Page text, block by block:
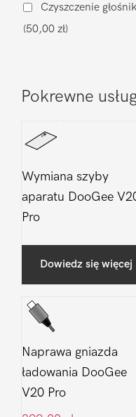
Czyszczenie
(50,00 zł)
Pokrewne
Wymiana szyby
aparatu DooGee
Pro
Dowiedz się więcej
Naprawa gniazda
ładowania DooGee
V20 Pro